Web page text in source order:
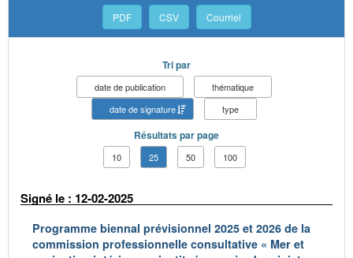
PDF CSV Courriel
Tri par
date de publication
thématique
date de signature
type
Résultats par page
10 25 50 100
Signé le : 12-02-2025
Programme biennal prévisionnel 2025 et 2026 de la
commission professionnelle consultative « Mer et